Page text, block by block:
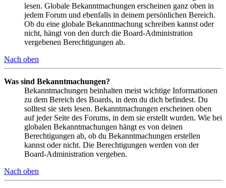
lesen. Globale Bekanntmachungen erscheinen ganz oben in
jedem Forum und ebenfalls in deinem persönlichen Bereich.
Ob du eine globale Bekanntmachung schreiben kannst oder
nicht, hängt von den durch die Board-Administration
vergebenen Berechtigungen ab.
Nach oben
Was sind Bekanntmachungen?
Bekanntmachungen beinhalten meist wichtige Informationen
zu dem Bereich des Boards, in dem du dich befindest. Du
solltest sie stets lesen. Bekanntmachungen erscheinen oben
auf jeder Seite des Forums, in dem sie erstellt wurden. Wie bei
globalen Bekanntmachungen hängt es von deinen
Berechtigungen ab, ob du Bekanntmachungen erstellen
kannst oder nicht. Die Berechtigungen werden von der
Board-Administration vergeben.
Nach oben